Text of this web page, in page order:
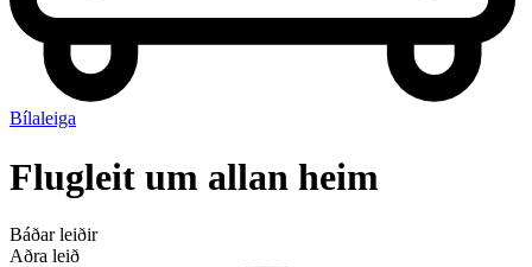
Bílaleiga
Flugleit um allan heim
Báðar leiðir
Aðra leið